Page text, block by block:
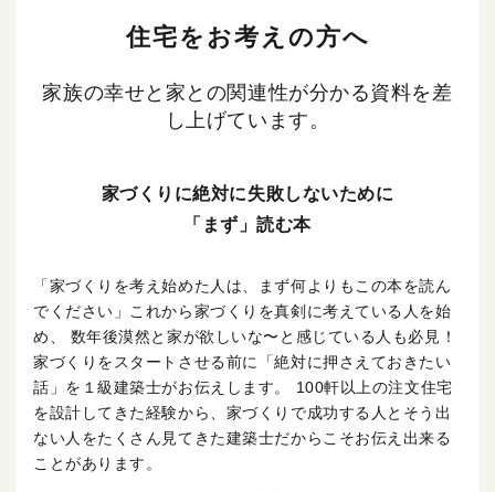
住宅をお考えの方へ
家族の幸せと家との関連性が分かる資料を差
し上げています。
家づくりに絶対に失敗しないために
「まず」読む本
「家づくりを考え始めた人は、まず何よりもこの本を読ん
でください」これから家づくりを真剣に考えている人を始
め、 数年後漠然と家が欲しいな〜と感じている人も必見！
家づくりをスタートさせる前に「絶対に押さえておきたい
話」を１級建築士がお伝えします。 100軒以上の注文住宅
を設計してきた経験から、家づくりで成功する人とそう出
ない人をたくさん見てきた建築士だからこそお伝え出来る
ことがあります。